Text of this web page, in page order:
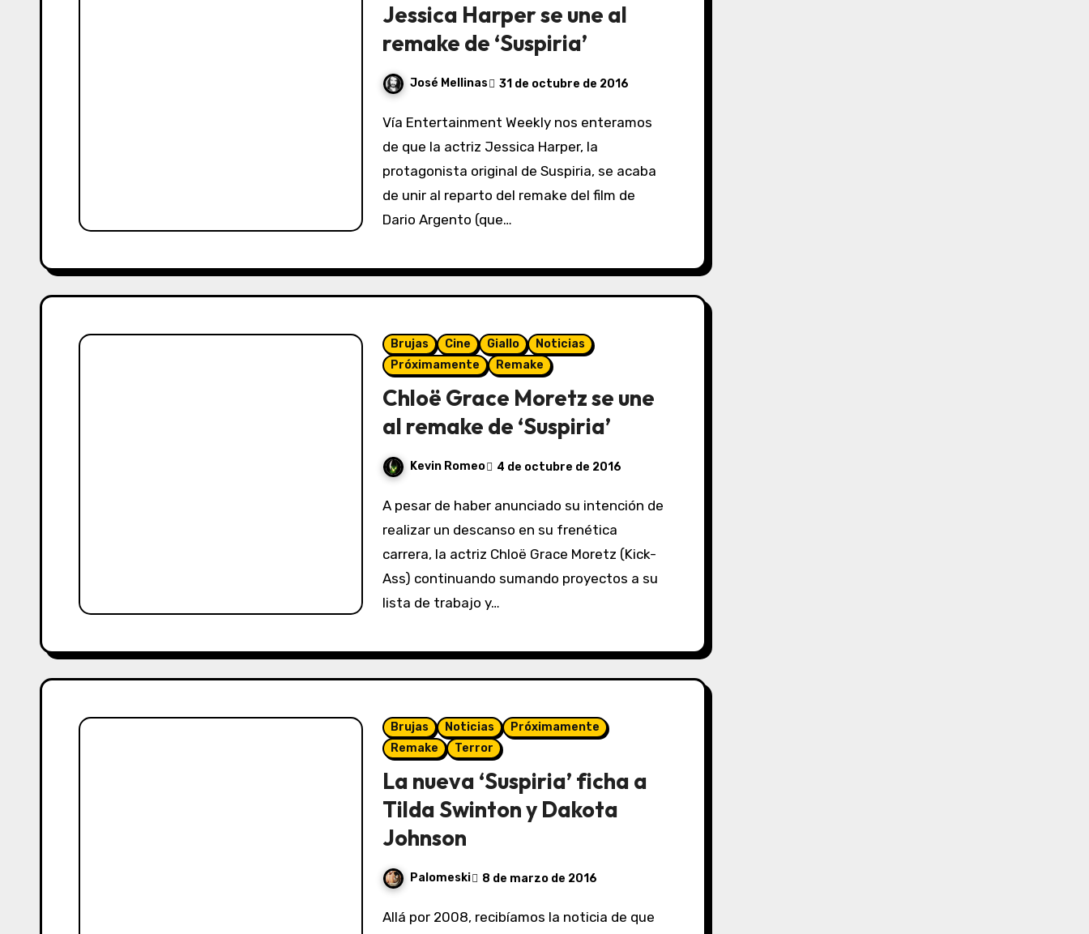
Jessica Harper se une al
remake de ‘Suspiria’
José Mellinas 31 de octubre de 2016
Vía Entertainment Weekly nos enteramos
de que la actriz Jessica Harper, la
protagonista original de Suspiria, se acaba
de unir al reparto del remake del film de
Dario Argento (que…
Brujas Cine Giallo
Noticias
Próximamente
Remake
Chloë Grace Moretz se une
al remake de ‘Suspiria’
Kevin Romeo 4 de octubre de 2016
A pesar de haber anunciado su intención de
realizar un descanso en su frenética
carrera, la actriz Chloë Grace Moretz (Kick-
Ass) continuando sumando proyectos a su
lista de trabajo y…
Brujas Noticias
Próximamente
Remake
Terror
La nueva ‘Suspiria’ ficha a
Tilda Swinton y Dakota
Johnson
Palomeski 8 de marzo de 2016
Allá por 2008, recibíamos la noticia de que